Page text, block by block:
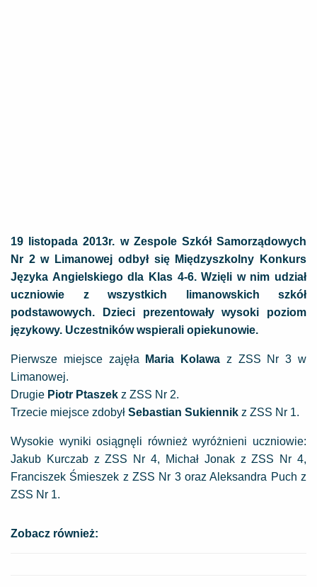
19 listopada 2013r. w Zespole Szkół Samorządowych
Nr 2 w Limanowej odbył się Międzyszkolny Konkurs
Języka Angielskiego dla Klas 4-6. Wzięli w nim udział
uczniowie z wszystkich limanowskich szkół
podstawowych. Dzieci prezentowały wysoki poziom
językowy. Uczestników wspierali opiekunowie.
Pierwsze miejsce zajęła Maria Kolawa z ZSS Nr 3 w
Limanowej.
Drugie Piotr Ptaszek z ZSS Nr 2.
Trzecie miejsce zdobył Sebastian Sukiennik z ZSS Nr 1.
Wysokie wyniki osiągnęli również wyróżnieni uczniowie:
Jakub Kurczab z ZSS Nr 4, Michał Jonak z ZSS Nr 4,
Franciszek Śmieszek z ZSS Nr 3 oraz Aleksandra Puch z
ZSS Nr 1.
Zobacz również: